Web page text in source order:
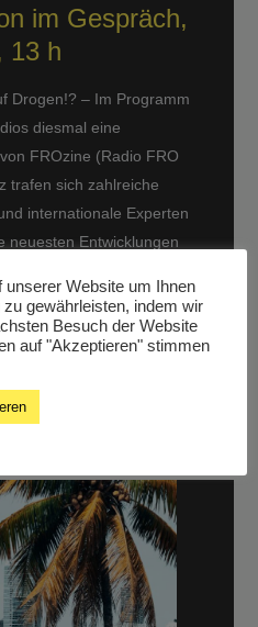
im Gespräch,
13 h
Drogen!? – Im Programm
diesmal eine
FROzine (Radio FRO
trafen sich zahlreiche
internationale Experten
neuesten Entwicklungen
von
der Jugend- und
Wir […]
Website um Ihnen
gewährleisten, indem wir
Besuch der Website
auf "Akzeptieren" stimmen